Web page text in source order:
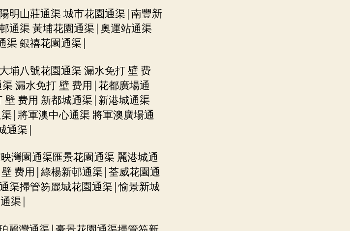
明山莊通渠 城市花園通渠|南豐新
通渠 黃埔花園通渠|奧運站通渠
銀禧花園通渠|
埔八號花園通渠 漏水免打 壁 费
漏水免打 壁 费用|花都廣場通
费用 新都城通渠|新港城通渠
|將軍澳中心通渠 將軍澳廣場通
通渠|
灣園通渠匯景花園通渠 麗港城通
费用|綠楊新邨通渠|荃威花園通
渠掃管笏麗城花園通渠|愉景新城
渠|